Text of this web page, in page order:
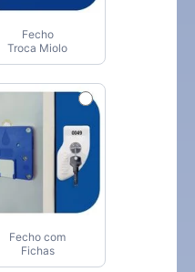
Fecho
Troca Miolo
Fecho com
Fichas